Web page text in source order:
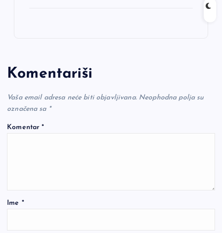
Komentariši
Vaša email adresa neće biti objavljivana. Neophodna polja su
označena sa *
Komentar*
Ime *